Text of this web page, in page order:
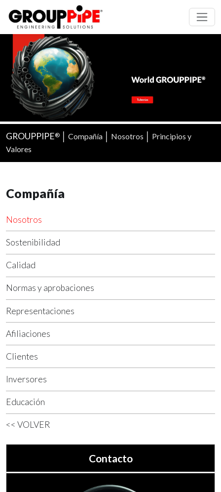
GROUPPIPE® Compañía Nosotros
Principios y
Valores
Compañía
Nosotros
Sostenibilidad
Calidad
Normas y aprobaciones
Representaciones
Afiliaciones
Clientes
Inversores
Educación
<< VOLVER
Contacto